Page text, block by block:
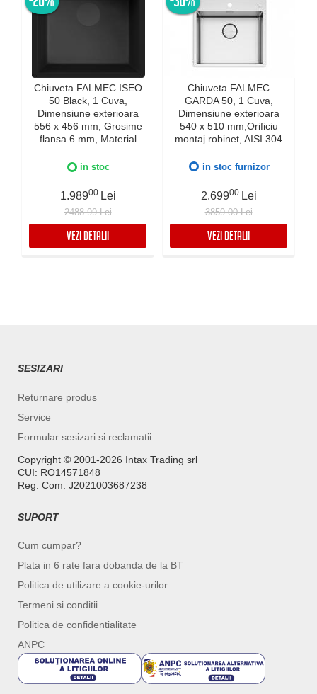
Chiuveta FALMEC ISEO
50 Black, 1 Cuva,
Dimensiune exterioara
556 x 456 mm, Grosime
flansa 6 mm, Material
Preaplin Perimetral,
blat
in stoc
1.98900 Lei
2488.99 Lei
VEZI DETALII
Chiuveta FALMEC
GARDA 50, 1 Cuva,
Dimensiune exterioara
540 x 510 mm,Orificiu
montaj robinet, AISI 304
12mm, Supapa de golire
zgomot, Sistem drenaj
FALMEC, Instalare flush
sau pe blat
in stoc furnizor
2.69900 Lei
3859.00 Lei
VEZI DETALII
SESIZARI
Returnare produs
Service
Formular sesizari si reclamatii
Copyright ©️ 2001-2026 Intax Trading srl
CUI: RO14571848
Reg. Com. J2021003687238
SUPORT
Cum cumpar?
Plata in 6 rate fara dobanda de la BT
Politica de utilizare a cookie-urilor
Termeni si conditii
Politica de confidentialitate
ANPC